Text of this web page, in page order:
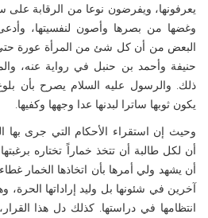
يعرفونها، ويفرضون نوعا من الرقابة على
وغضها من بصرها وأصون لنفسيتها،
البعض من أن كل شئ من المرأة عورة حتى
حنيفة وأحمد بن حنبل في رواية عنه،
ذلك. والرسول عليه السلام يصرح بأن
يكون ثوبها ساترا لبدنها عدا وجهها وكفيها.
وحيث إن استقراء الأحكام التي جرى بها
أن لكل طالبة أن تتخذ خماراً تختاره
أن يشهد ولي أمرها بأن اتخاذها الخمار
آخرين في شئونها بل وليد إراداتها
انتظامها في دراستها. كذلك دل هذا